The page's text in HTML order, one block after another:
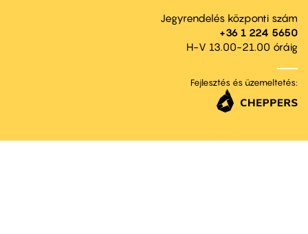
Jegyrendelés központi szám
+36 1 224 5650
H-V 13.00-21.00 óráig
Fejlesztés és üzemeltetés: